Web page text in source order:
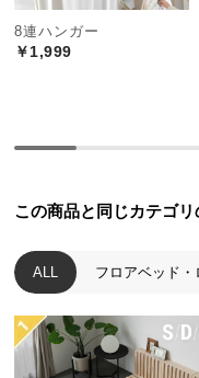
中
型
商
つ
小
型
商
8連ハンガー
￥1,999
この商品と同じカテゴ
ALL フロアベッド・